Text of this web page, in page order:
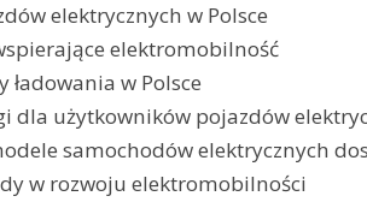
elektrycznych w Polsce
elektromobilność
w Polsce
dla użytkowników pojazdów
samochodów elektrycznych
w rozwoju elektromobilności